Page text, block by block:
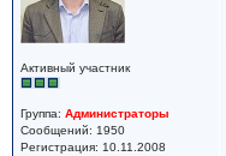
Активный участник
Группа: Администраторы
Сообщений: 1950
Регистрация: 10.11.2008